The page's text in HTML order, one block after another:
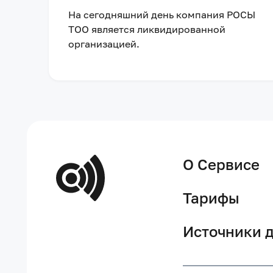
На сегодняшний день компания РОСЫ
ТОО является ликвидированной
организацией.
О Сервисе
Тарифы
Источники